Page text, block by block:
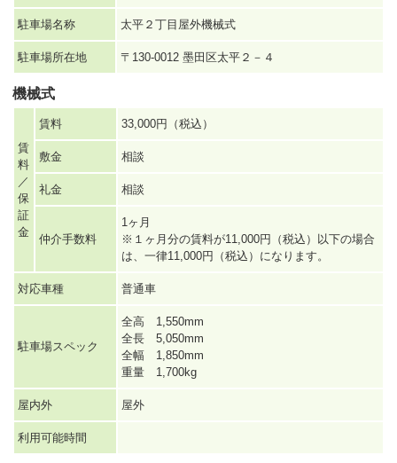
駐車場名称 太平２丁目屋外機械式
駐車場所在地 〒130-0012 墨田区太平２－４
機械式
賃
料
／
保
証
金
賃料 33,000円（税込）
敷金 相談
礼金 相談
仲介手数料
1ヶ月
※１ヶ月分の賃料が11,000円（税込）以下の場合
は、一律11,000円（税込）になります。
対応車種 普通車
駐車場スペック
全高 1,550mm
全長 5,050mm
全幅 1,850mm
重量 1,700kg
屋内外 屋外
利用可能時間